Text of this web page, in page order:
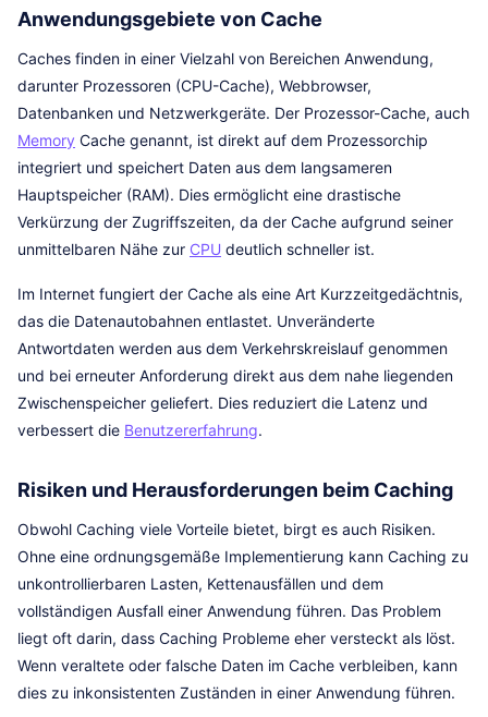
Anwendungsgebiete von Cache
Caches finden in einer Vielzahl von Bereichen Anwendung,
darunter Prozessoren (CPU-Cache), Webbrowser,
Datenbanken und Netzwerkgeräte. Der Prozessor-Cache, auch
Memory Cache genannt, ist direkt auf dem Prozessorchip
integriert und speichert Daten aus dem langsameren
Hauptspeicher (RAM). Dies ermöglicht eine drastische
Verkürzung der Zugriffszeiten, da der Cache aufgrund seiner
unmittelbaren Nähe zur CPU deutlich schneller ist.
Im Internet fungiert der Cache als eine Art Kurzzeitgedächtnis,
das die Datenautobahnen entlastet. Unveränderte
Antwortdaten werden aus dem Verkehrskreislauf genommen
und bei erneuter Anforderung direkt aus dem nahe liegenden
Zwischenspeicher geliefert. Dies reduziert die Latenz und
verbessert die Benutzererfahrung.
Risiken und Herausforderungen beim Caching
Obwohl Caching viele Vorteile bietet, birgt es auch Risiken.
Ohne eine ordnungsgemäße Implementierung kann Caching zu
unkontrollierbaren Lasten, Kettenausfällen und dem
vollständigen Ausfall einer Anwendung führen. Das Problem
liegt oft darin, dass Caching Probleme eher versteckt als löst.
Wenn veraltete oder falsche Daten im Cache verbleiben, kann
dies zu inkonsistenten Zuständen in einer Anwendung führen.